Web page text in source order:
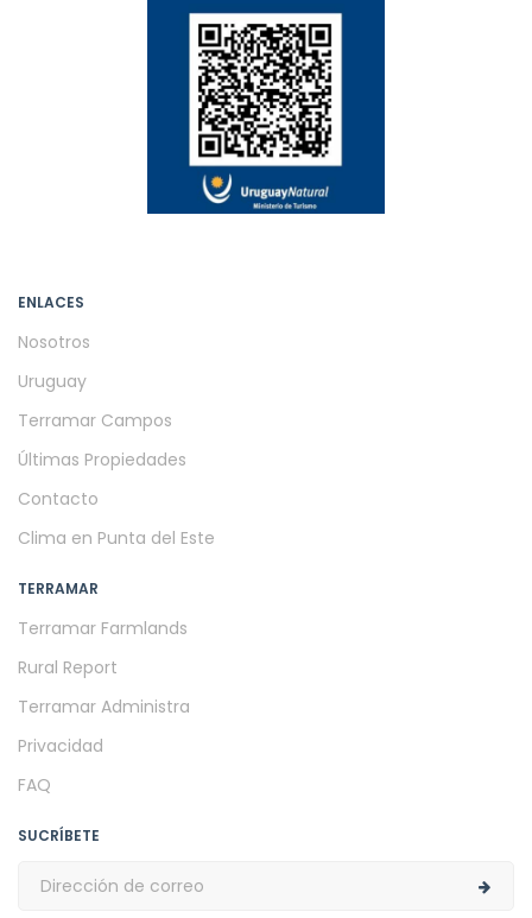
ENLACES
Nosotros
Uruguay
Terramar Campos
Últimas Propiedades
Contacto
Clima en Punta del Este
TERRAMAR
Terramar Farmlands
Rural Report
Terramar Administra
Privacidad
FAQ
SUCRÍBETE